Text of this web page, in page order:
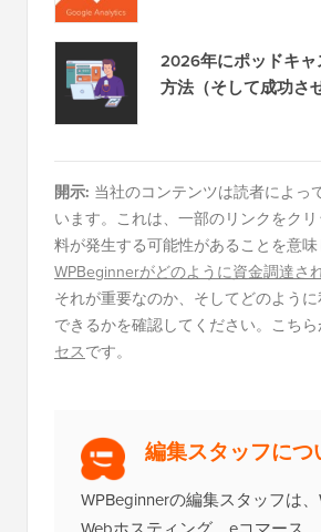
2026年にポッドキ
方法（そして成功さ
開示: 当社のコンテンツは読者によっ
います。これは、一部のリンクをク
料が発生する可能性があることを意味
WPBeginnerがどのように資金調達さ
それが重要なのか、そしてどのよう
できるかを確認してください。こち
セスです。
編集スタッフにつ
WPBeginnerの編集スタッフは、